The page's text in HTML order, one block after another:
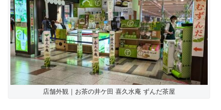
店舗外観｜お茶の井ケ田 喜久水庵 ずんだ茶屋